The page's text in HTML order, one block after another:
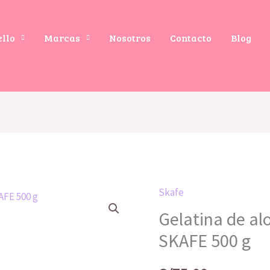
Marcas Nosotros Contacto
Blog
Skafe
Gelatina de
SKAFE 500 g
Gelatina
de
aloe